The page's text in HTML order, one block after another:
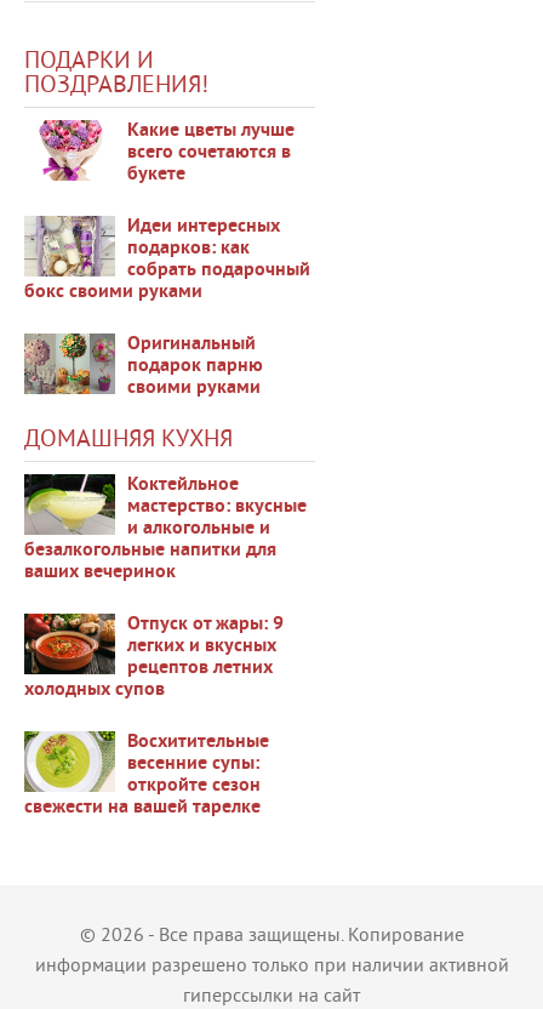
ПОДАРКИ И
ПОЗДРАВЛЕНИЯ!
Какие цветы лучше
всего сочетаются в
букете
48141
Идеи интересных
подарков: как
собрать подарочный
бокс своими руками
Оригинальный
подарок парню
своими руками
ДОМАШНЯЯ КУХНЯ
38716
Коктейльное
мастерство: вкусные
и алкогольные и
безалкогольные напитки для
ваших вечеринок
37479
Отпуск от жары: 9
легких и вкусных
рецептов летних
холодных супов
36445
Восхитительные
весенние супы:
откройте сезон
свежести на вашей тарелке
© 2026 - Все права защищены. Копирование
информации разрешено только при наличии активной
гиперссылки на сайт